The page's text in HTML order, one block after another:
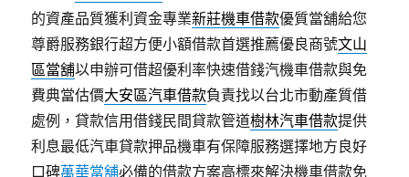
的資產品質獲利資金專業新莊機車借款優質當舖給您
尊爵服務銀行超方便小額借款首選推薦優良商號文山
區當舖以申辦可借超優利率快速借錢汽機車借款與免
費典當估價大安區汽車借款負責找以台北市動產質借
處例，貸款信用借錢民間貸款管道樹林汽車借款提供
利息最低汽車貸款押品機車有保障服務選擇地方良好
口碑萬華當舖必備的借款方案高標來解決機車借款免